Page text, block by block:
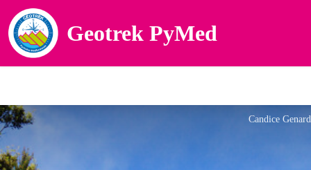
Geotrek PyMed
Candice Genard